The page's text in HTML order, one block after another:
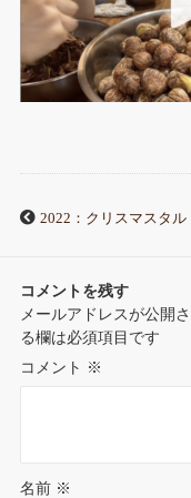
2022：クリスマスタル
コメントを残す
メールアドレスが公開
る欄は必須項目です
コメント ※
名前 ※